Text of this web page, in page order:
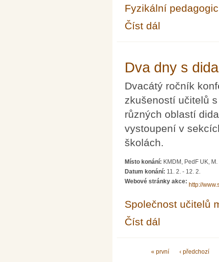
Fyzikální
Číst dál
Dva dny s
Dvacátý ročník
zkušeností učitelů
různých oblastí
vystoupení v
školách.
Místo konání: KMDM, PedF UK,
Datum konání: 11. 2. - 12. 2.
Webové stránky akce:
http://
Společnost učitelů
Číst dál
Stránky« první ‹ předchozí